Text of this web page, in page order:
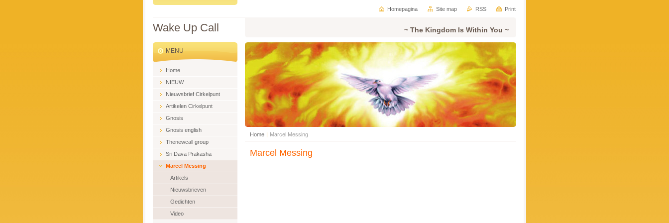
Wake Up Call ~ The Kingdom Is Within You ~
Home | Marcel Messing
Marcel Messing
MENU
Home
NIEUW
Nieuwsbrief Cirkelpunt
Artikelen Cirkelpunt
Gnosis
Gnosis english
Thenewcall group
Sri Dava Prakasha
Marcel Messing
Artikels
Nieuwsbrieven
Gedichten
Video
Homepagina Site map RSS Print